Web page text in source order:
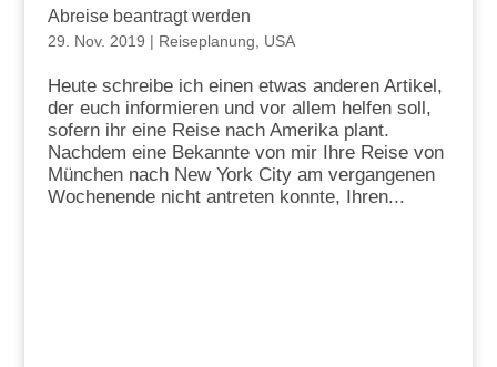
Abreise beantragt werden
29. Nov. 2019 | Reiseplanung USA
Heute schreibe ich einen etwas anderen Artikel,
der euch informieren und vor allem helfen soll,
sofern ihr eine Reise nach Amerika plant.
Nachdem eine Bekannte von mir Ihre Reise von
München nach New York City am vergangenen
Wochenende nicht antreten konnte, Ihren...